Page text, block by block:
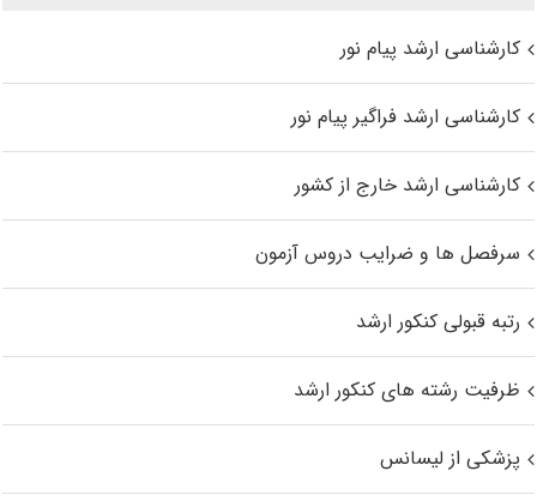
کارشناسی ارشد پیام نور
کارشناسی ارشد فراگیر پیام نور
کارشناسی ارشد خارج از کشور
سرفصل ها و ضرایب دروس آزمون
رتبه قبولی کنکور ارشد
ظرفیت رشته های کنکور ارشد
پزشکی از لیسانس